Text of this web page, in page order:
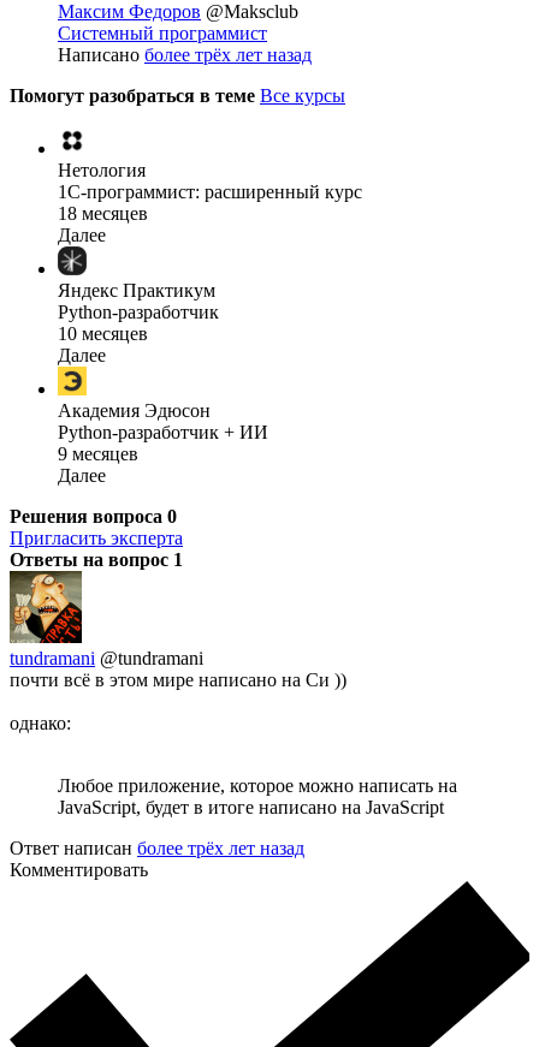
Максим Федоров @Maksclub
Системный программист
Написано более трёх лет назад
Помогут разобраться в теме Все курсы
Нетология
1C-программист: расширенный курс
18 месяцев
Далее
Яндекс Практикум
Python-разработчик
10 месяцев
Далее
Академия Эдюсон
Python-разработчик + ИИ
9 месяцев
Далее
Решения вопроса 0
Пригласить эксперта
Ответы на вопрос 1
tundramani @tundramani
почти всё в этом мире написано на Си ))
однако:
Любое приложение, которое можно написать на
JavaScript, будет в итоге написано на JavaScript
Ответ написан более трёх лет назад
Комментировать